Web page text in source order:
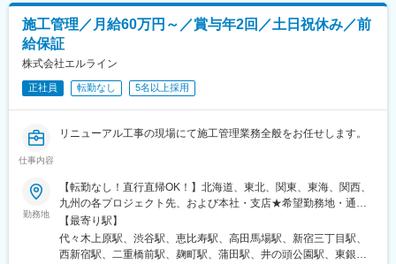
ケ、アクセスログなど取得元の異なるデータの統合・加工を実現
するスケーラブルな基盤を構築する経験ができます。
変更の範囲：無
■開発環境：
・開発言語（マークアップ含む）：JavaScript、HTML、SCSS、
XML、Apex、VB、Python、GO、PHP、TypeScript、SQL
・インフラ環境（実行環境）：Salesforce Commerce Cloud、
Salesforce Platform、Node.js、AWS、GCP
・IDE/統合開発環境：VSCode
・ソースコード管理ツール：BitBucket、GitHub
・その他ツール（案件による）：Microsoft365、Teams、
■募集背景：
当部署はECサイト構築を中心に事業展開しており、現在国内だけ
でなく海外展開を図る新規案件が増えているため、体制強化のた
めの募集です。上場を目指しており、社全体としても事業・組織
施工管理／月給60万円～／賞与年2回／土日祝休み／前
給保証
株式会社エルライン
正社員 転勤なし 5名以上採用
仕事内容
リニューアル工事の現場にて施工管理業務全般をお任せします。
勤務地
【転勤なし！直行直帰OK！】北海道、東北、関東、東海、関西、
九州の各プロジェクト先、および本社・支店★希望勤務地・通勤
時間を考慮します。★転勤なし・直行直帰OK★U・Iターン歓迎！
住宅手当あり▼プロジェクト先■北海道（北海道）■東北（宮城）
■関東（東京、埼玉、千葉、神奈川など）■東海（愛知）■関西
【最寄り駅】
代々木上原駅、渋谷駅、恵比寿駅、高田馬場駅、新宿三丁目駅、
西新宿駅、二重橋前駅、麹町駅、蒲田駅、井の頭公園駅、東銀座